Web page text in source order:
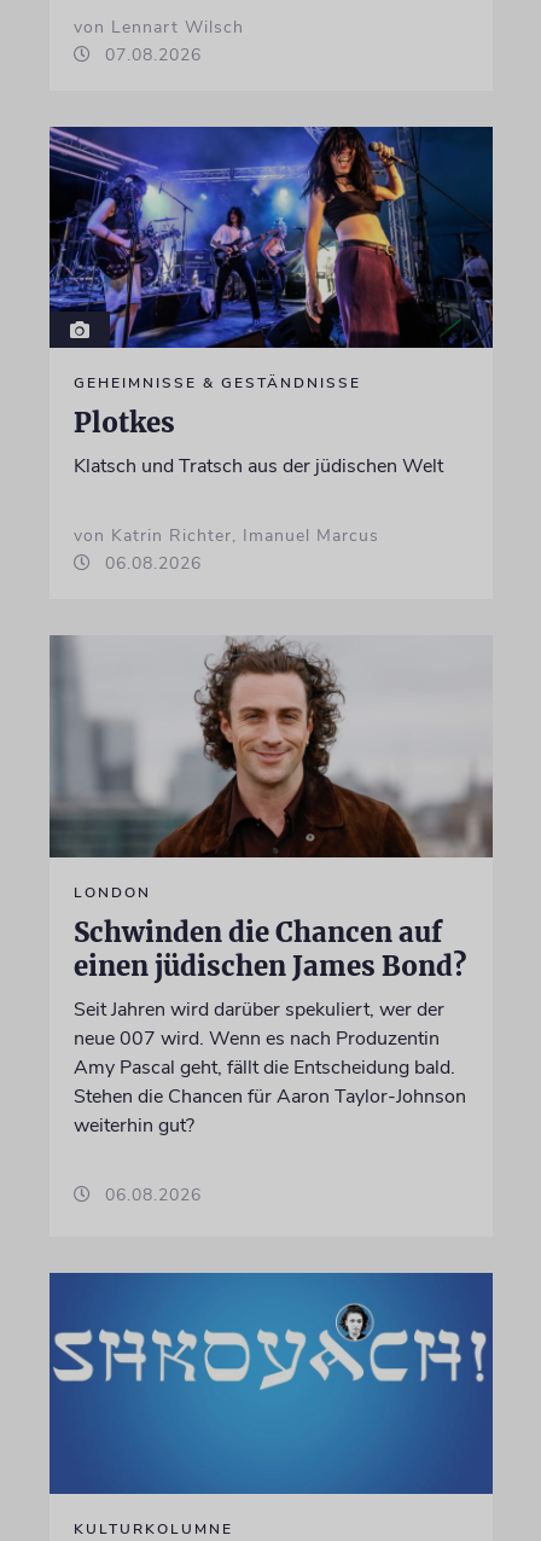
von Lennart Wilsch
07.08.2026
GEHEIMNISSE & GESTÄNDNISSE
Plotkes
Klatsch und Tratsch aus der jüdischen Welt
von Katrin Richter, Imanuel Marcus
06.08.2026
LONDON
Schwinden die Chancen auf
einen jüdischen James Bond?
Seit Jahren wird darüber spekuliert, wer der
neue 007 wird. Wenn es nach Produzentin
Amy Pascal geht, fällt die Entscheidung bald.
Stehen die Chancen für Aaron Taylor-Johnson
weiterhin gut?
06.08.2026
KULTURKOLUMNE